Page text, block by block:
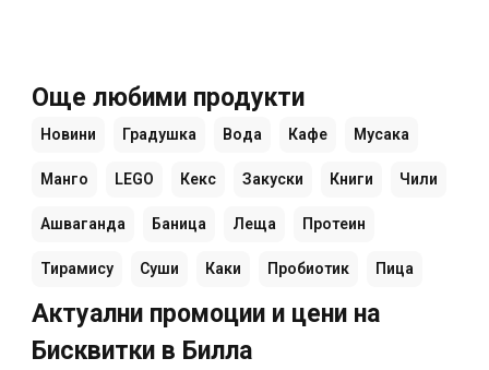
Още любими продукти
Новини Градушка Вода Кафе Мусака
Манго LEGO Кекс Закуски Книги Чили
Ашваганда Баница Леща Протеин
Тирамису Суши Каки Пробиотик Пица
Актуални промоции и цени на
Бисквитки в Билла